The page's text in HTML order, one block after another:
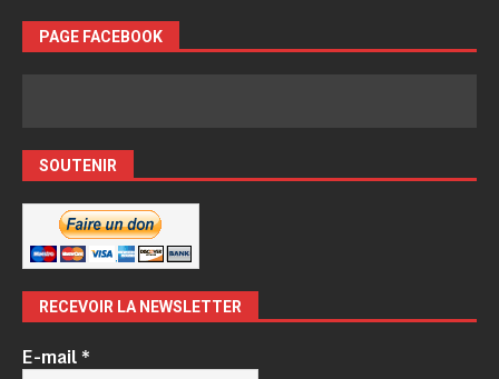
PAGE FACEBOOK
SOUTENIR
RECEVOIR LA NEWSLETTER
E-mail*